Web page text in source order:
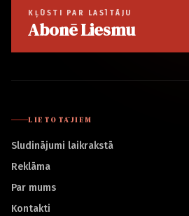
KĻŪSTI PAR LASĪTĀJU
Abonē Liesmu
LIETOTĀJIEM
Sludinājumi laikrakstā
Reklāma
Par mums
Kontakti